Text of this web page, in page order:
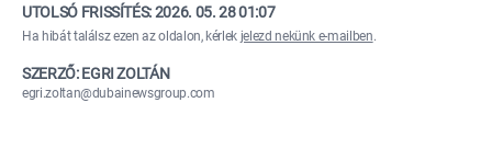
UTOLSÓ FRISSÍTÉS:2026. 05. 28 01:07
Ha hibát találsz ezen az oldalon, kérlek jelezd nekünk e-mailben.
SZERZŐ: EGRI ZOLTÁN
egri.zoltan@dubainewsgroup.com